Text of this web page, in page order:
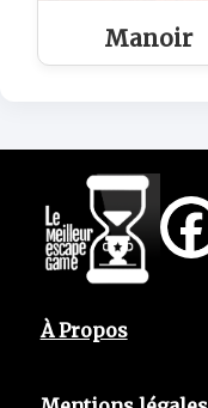
Manoir
À Propos